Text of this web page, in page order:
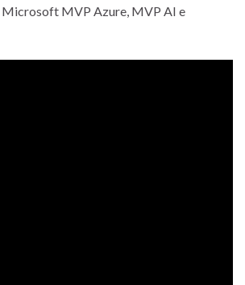
Microsoft MVP Azure, MVP AI e